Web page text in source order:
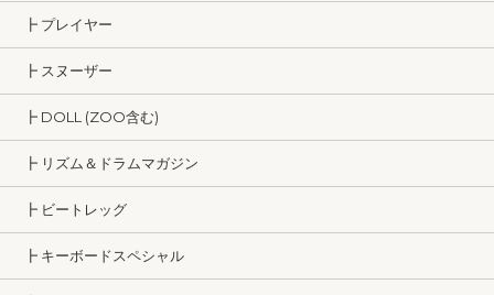
┣ プレイヤー
┣ スヌーザー
┣ DOLL (ZOO含む)
┣ リズム＆ドラムマガジン
┣ ビートレッグ
┣ キーボードスペシャル